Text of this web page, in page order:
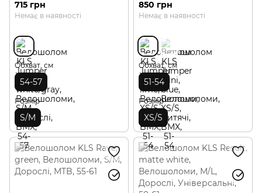
715 грн
Немає в наявності
Обхват, см
54-57
Розмір
S/M
850 грн
Немає в наявності
Обхват, см
51-54
Розмір
XS/S